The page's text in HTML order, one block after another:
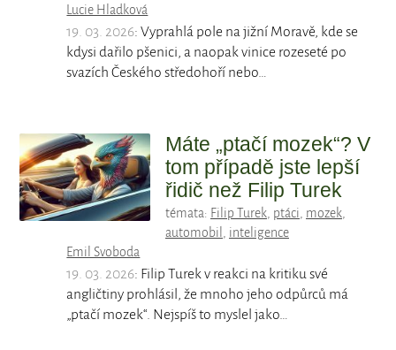
Lucie Hladková
19. 03. 2026: Vyprahlá pole na jižní Moravě, kde se
kdysi dařilo pšenici, a naopak vinice rozeseté po
svazích Českého středohoří nebo…
Máte „ptačí mozek“? V
tom případě jste lepší
řidič než Filip Turek
témata: Filip Turek, ptáci, mozek,
automobil , inteligence
Emil Svoboda
19. 03. 2026: Filip Turek v reakci na kritiku své
angličtiny prohlásil, že mnoho jeho odpůrců má
„ptačí mozek“. Nejspíš to myslel jako…